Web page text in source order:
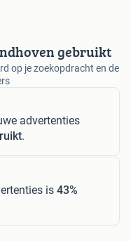
gebruikt
op je zoekopdracht en de
advertenties
.
is 43%